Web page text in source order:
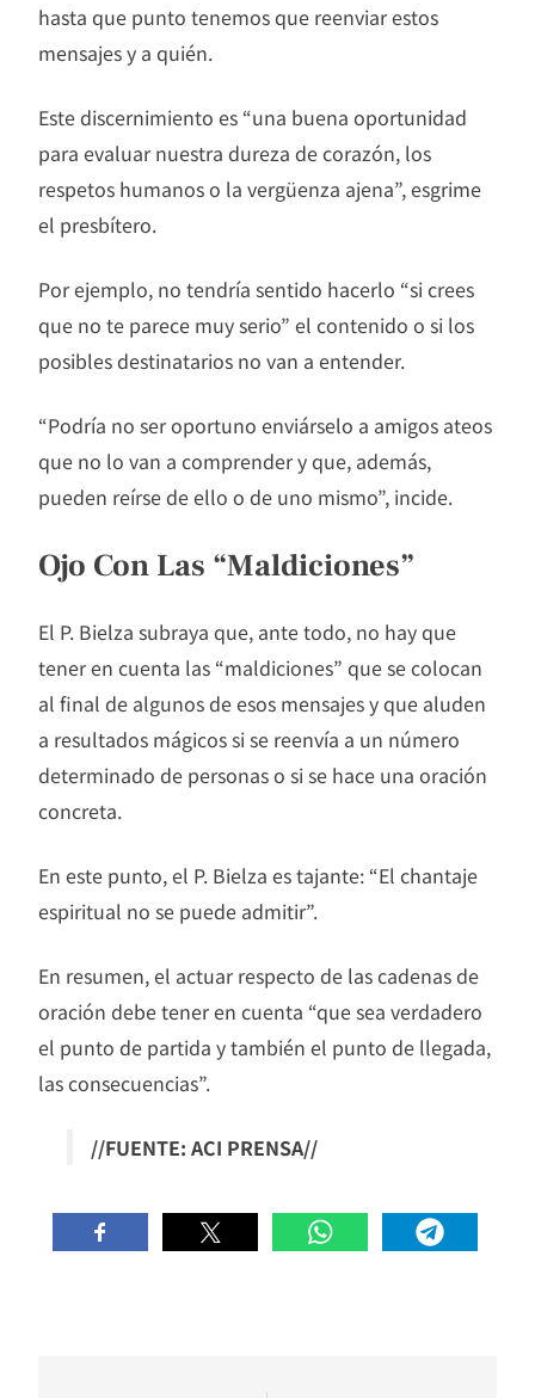
hasta que punto tenemos que reenviar estos
mensajes y a quién.
Este discernimiento es “una buena oportunidad
para evaluar nuestra dureza de corazón, los
respetos humanos o la vergüenza ajena”, esgrime
el presbítero.
Por ejemplo, no tendría sentido hacerlo “si crees
que no te parece muy serio” el contenido o si los
posibles destinatarios no van a entender.
“Podría no ser oportuno enviárselo a amigos ateos
que no lo van a comprender y que, además,
pueden reírse de ello o de uno mismo”, incide.
Ojo Con Las “maldiciones”
El P. Bielza subraya que, ante todo, no hay que
tener en cuenta las “maldiciones” que se colocan
al final de algunos de esos mensajes y que aluden
a resultados mágicos si se reenvía a un número
determinado de personas o si se hace una oración
concreta.
En este punto, el P. Bielza es tajante: “El chantaje
espiritual no se puede admitir”.
En resumen, el actuar respecto de las cadenas de
oración debe tener en cuenta “que sea verdadero
el punto de partida y también el punto de llegada,
las consecuencias”.
//FUENTE: ACI PRENSA//